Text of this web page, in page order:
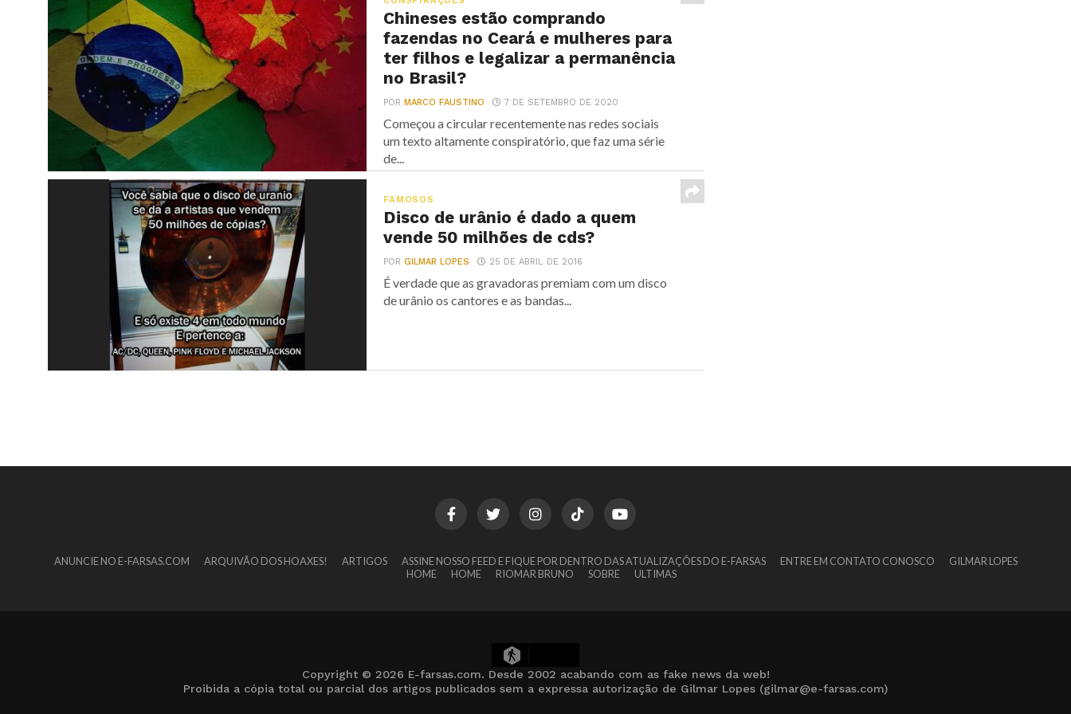
Chineses estão comprando
fazendas no Ceará e mulheres para
ter filhos e legalizar a permanência
no Brasil?
PORMARCO FAUSTINO 7 DE SETEMBRO DE 2020
Começou a circular recentemente nas redes sociais
um texto altamente conspiratório, que faz uma série
de...
FAMOSOS
Disco de urânio é dado a quem
vende 50 milhões de cds?
PORGILMAR LOPES 25 DE ABRIL DE 2016
É verdade que as gravadoras premiam com um disco
de urânio os cantores e as bandas...
ANUNCIE NO E-FARSAS.COM ARQUIVÃO DOS HOAXES! ARTIGOS ASSINE NOSSO FEED E FIQUE POR DENTRO DAS ATUALIZAÇÕES DO E-FARSAS ENTRE EM CONTATO CONOSCO
GILMAR LOPES
HOME
HOME RIOMAR BRUNO SOBRE ULTIMAS
Copyright © 2026 E-farsas.com. Desde 2002 acabando com as fake news da web!
Proibida a cópia total ou parcial dos artigos publicados sem a expressa autorização de Gilmar Lopes (gilmar@e-farsas.com)